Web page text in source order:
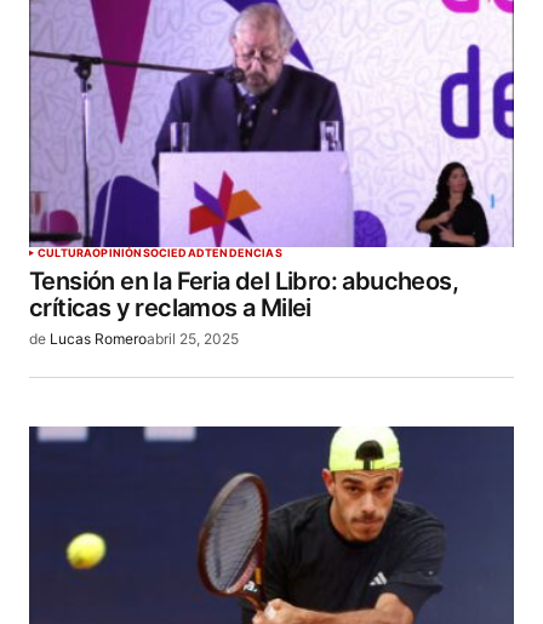
CULTURAOPINIÓNSOCIEDADTENDENCIAS
Tensión en la Feria del Libro: abucheos,
críticas y reclamos a Milei
de Lucas Romeroabril 25, 2025